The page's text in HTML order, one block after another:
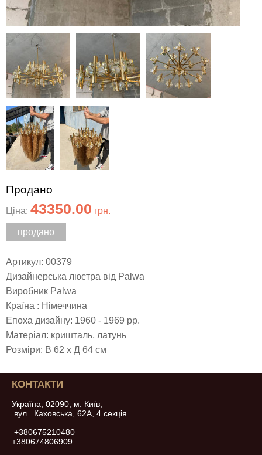
Продано
Ціна: 43350.00 грн.
продано
Артикул: 00379
Дизайнерська люстра від Palwa
Виробник Palwa
Країна : Німеччина
Епоха дизайну: 1960 - 1969 рр.
Матеріал: кришталь, латунь
Розміри: В 62 х Д 64 см
КОНТАКТИ
Україна, 02090, м. Київ,
вул. Каховська, 62А, 4 секція.
+380675210480
+380674806909